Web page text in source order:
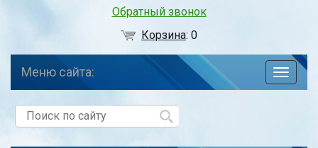
Обратный звонок
Корзина:0
по
Меню сайта: